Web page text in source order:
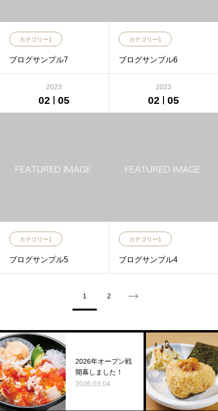
カテゴリー1
ブログサンプル7
カテゴリー1
ブログサンプル6
2023
02 05
カテゴリー1
ブログサンプル5
2023
02 05
カテゴリー1
ブログサンプル4
1 2
2026年オープン戦
開幕しました！
2026.03.04